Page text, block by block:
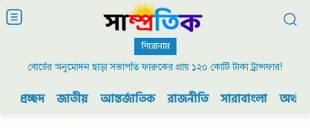
শিরোনাম
বোর্ডের অনুমোদন ছাড়া সভাপতি ফারুকের প্রায় ১২০ কোটি টাকা ট্রান্সফার!
প্রচ্ছদ জাতীয় আন্তর্জাতিক রাজনীতি সারাবাংলা